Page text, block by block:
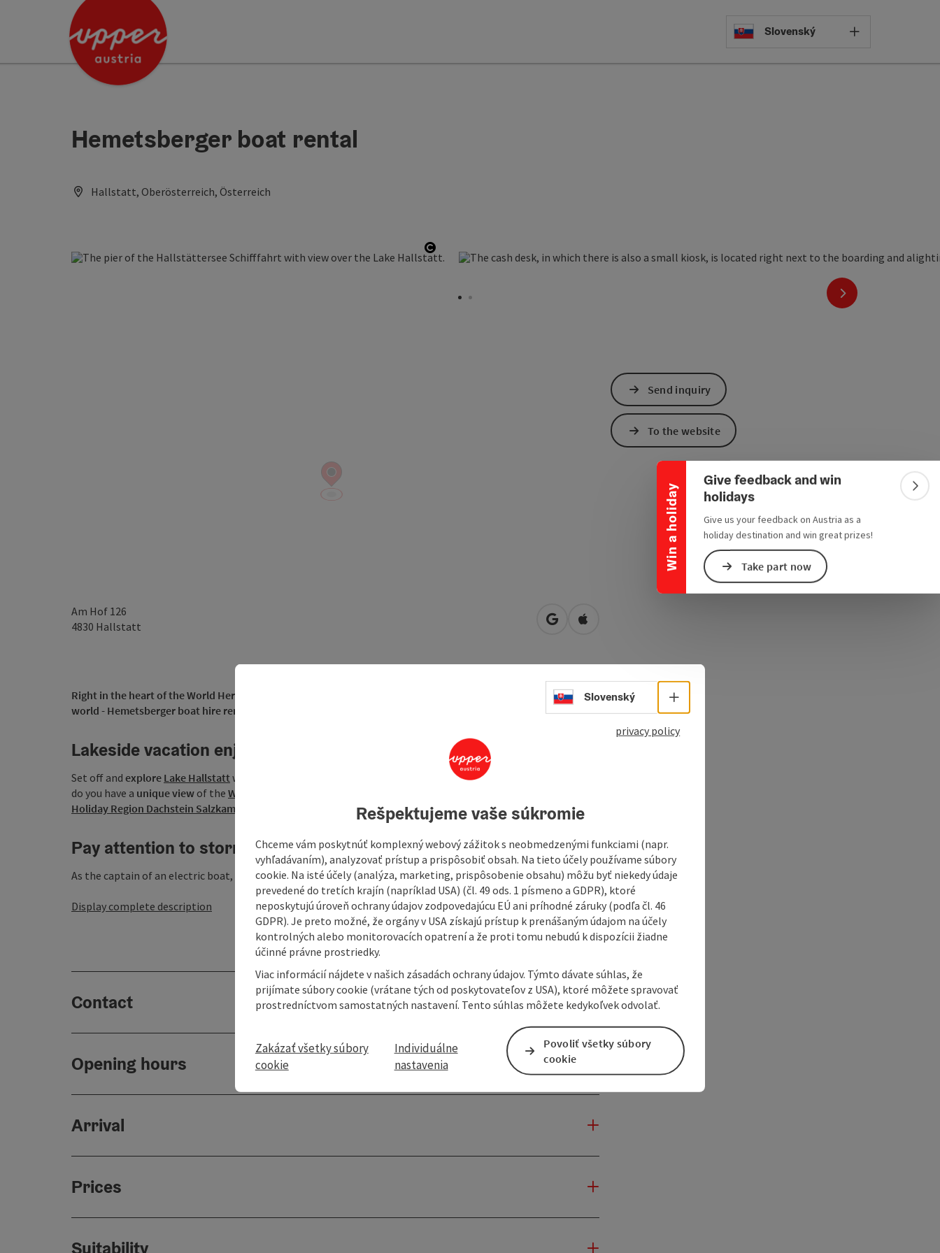
Accesskey
Accesskey
Win a holiday
Collapse banner
Give feedback and win
holidays
Give us your feedback on Austria as a
holiday destination and win great prizes!
Take part now
Select
Slovenský
Hemetsberger boat rental
Hallstatt, Oberösterreich, Österreich
Open copyright
next slide
Am Hof 126
4830 Hallstatt open in Google Maps
Open in Apple Maps
Right in the heart of the World Heritage town of Hallstatt - one of the most beautiful lakeside towns in the
world - Hemetsberger boat hire rents out modern electric boats for relaxed trips on Lake Hallstatt.
Lakeside vacation enjoyment
Set off and explore Lake Hallstattwith your family and friends on one of our boats. Because only from the lake
do you have a unique view of the World Heritage town of Hallstatt
Holiday Region Dachstein Salzkammergut
Pay attention to storm warnings
As the captain of an electric boat, it is important for you ...
Display complete description
Contact
Opening hours
Arrival
Prices
Suitability
Send inquiry
To the website
Select language - Open menu
Slovenský
privacy policy
Rešpektujeme vaše súkromie
Chceme vám poskytnúť komplexný webový zážitok s neobmedzenými funkciami (napr.
vyhľadávaním), analyzovať prístup a prispôsobiť obsah. Na tieto účely používame súbory
cookie. Na isté účely (analýza, marketing, prispôsobenie obsahu) môžu byť niekedy údaje
prevedené do tretích krajín (napríklad USA) (čl. 49 ods. 1 písmeno a GDPR), ktoré
neposkytujú úroveň ochrany údajov zodpovedajúcu EÚ ani príhodné záruky (podľa čl. 46
GDPR). Je preto možné, že orgány v USA získajú prístup k prenášaným údajom na účely
kontrolných alebo monitorovacích opatrení a že proti tomu nebudú k dispozícii žiadne
účinné právne prostriedky.
Viac informácií nájdete v našich zásadách ochrany údajov. Týmto dávate súhlas, že
prijímate súbory cookie (vrátane tých od poskytovateľov z USA), ktoré môžete spravovať
prostredníctvom samostatných nastavení. Tento súhlas môžete kedykoľvek odvolať.
Zakázať všetky súbory
cookie
Individuálne
nastavenia
Povoliť všetky súbory
cookie